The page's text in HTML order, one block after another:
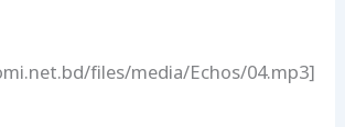
files/media/Echos/04.mp3]